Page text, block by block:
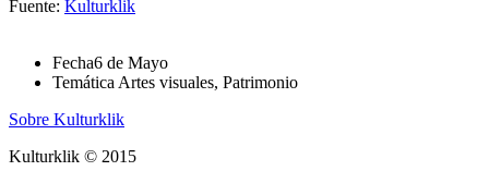
Fuente: Kulturklik
Fecha6 de Mayo
Temática Artes visuales, Patrimonio
Sobre Kulturklik
Kulturklik © 2015